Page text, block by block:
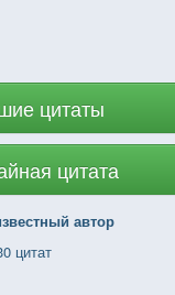
цитаты
цитата
автор
цитат